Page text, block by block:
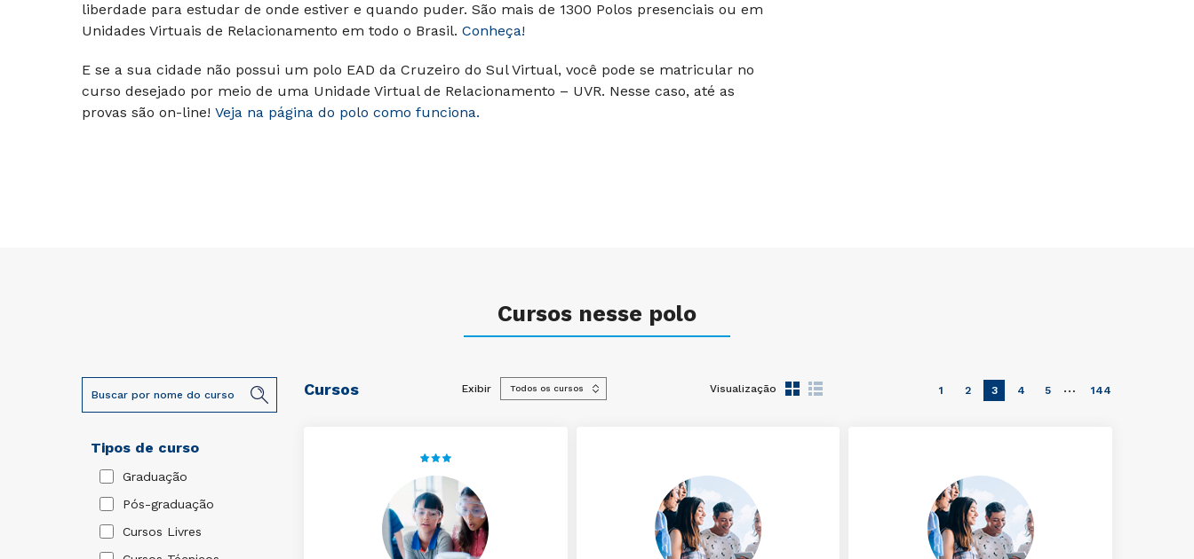
liberdade para estudar de onde estiver e quando puder. São mais de 1300 Polos presenciais ou em
Unidades Virtuais de Relacionamento em todo o Brasil. Conheça!
E se a sua cidade não possui um polo EAD da Cruzeiro do Sul Virtual, você pode se matricular no
curso desejado por meio de uma Unidade Virtual de Relacionamento – UVR. Nesse caso, até as
provas são on-line! Veja na página do polo como funciona.
Cursos nesse polo
Tipos de curso
Graduação
Pós-graduação
Cursos Livres
Cursos Exibir Visualização 1 2 3 4 5 … 144